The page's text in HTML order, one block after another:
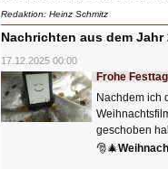
Redaktion: Heinz Schmitz
Nachrichten aus dem Jahr
17.12.2025 00:00
Frohe
Nachdem ich
geschoben
🎅🎄